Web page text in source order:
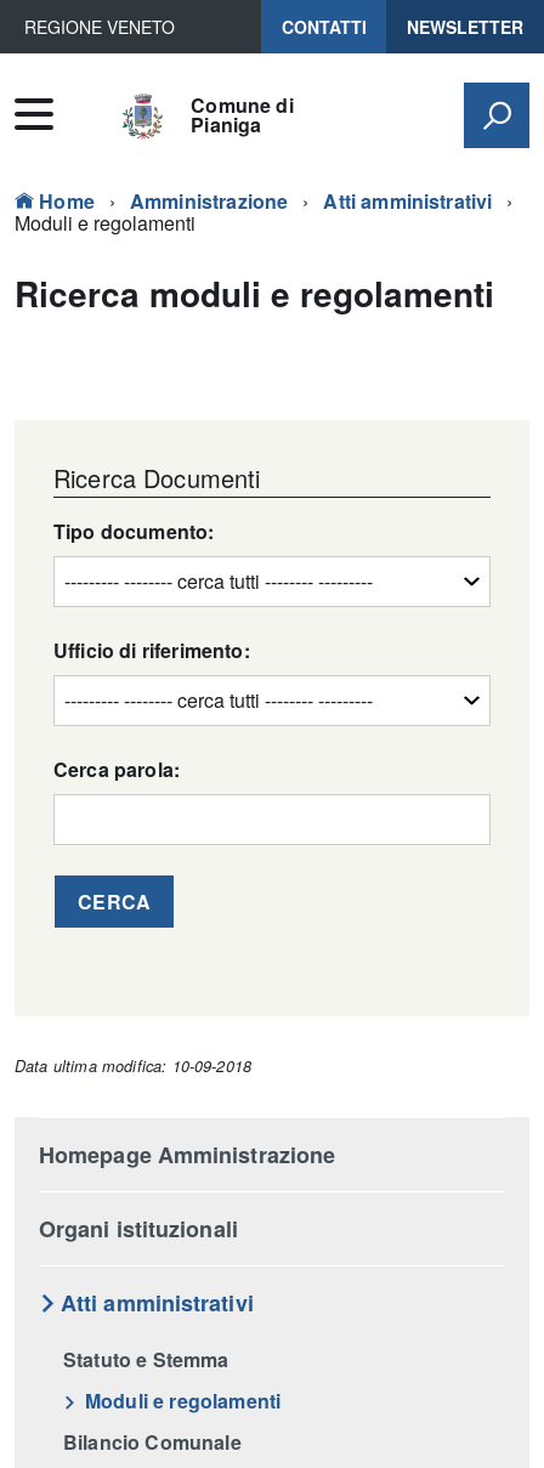
REGIONE VENETO NEWSLETTER
CONTATTI
Comune di
Pianiga
Home Amministrazione Atti amministrativi
Moduli e regolamenti
Ricerca moduli e regolamenti
Ricerca Documenti
Tipo documento:
Ufficio di riferimento:
Cerca parola:
CERCA
Data ultima modifica: 10-09-2018
Homepage Amministrazione
Organi istituzionali
Atti amministrativi
Statuto e Stemma
Moduli e regolamenti
Bilancio Comunale